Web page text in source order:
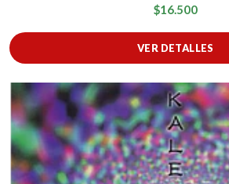
$16.500
VER DETALLES